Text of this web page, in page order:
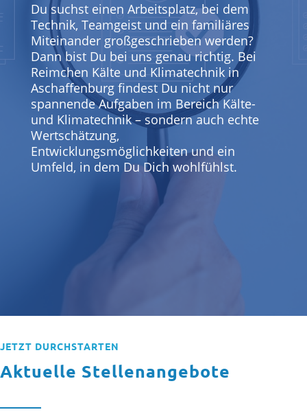
Du suchst einen Arbeitsplatz, bei dem
Technik, Teamgeist und ein familiäres
Miteinander großgeschrieben werden?
Dann bist Du bei uns genau richtig. Bei
Reimchen Kälte und Klimatechnik in
Aschaffenburg findest Du nicht nur
spannende Aufgaben im Bereich Kälte-
und Klimatechnik – sondern auch echte
Wertschätzung,
Entwicklungsmöglichkeiten und ein
Umfeld, in dem Du Dich wohlfühlst.
JETZT DURCHSTARTEN
Aktuelle Stellenangebote